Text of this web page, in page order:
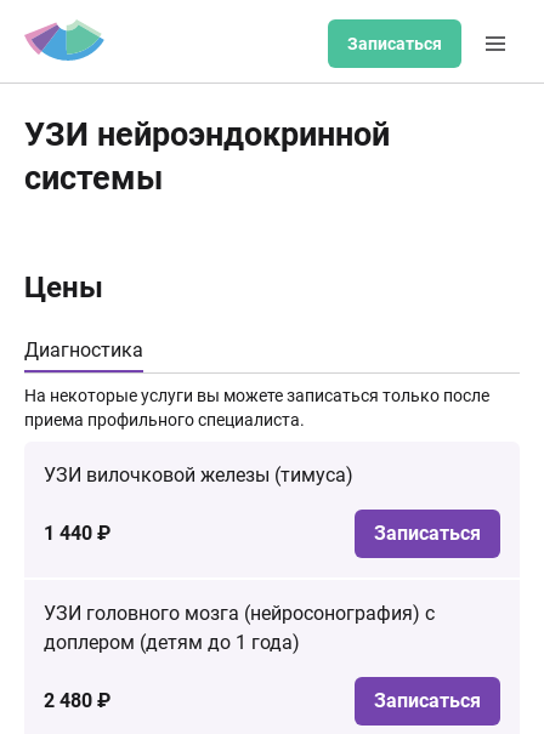
Записаться
УЗИ нейроэндокринной
системы
Цены
Диагностика
На некоторые услуги вы можете записаться только после
приема профильного специалиста.
УЗИ вилочковой железы (тимуса)
1 440 ₽ Записаться
УЗИ головного мозга (нейросонография) с
доплером (детям до 1 года)
2 480 ₽ Записаться